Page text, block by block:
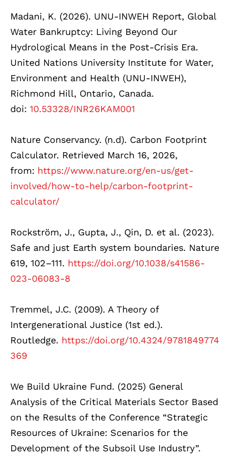
Madani, K. (2026). UNU-INWEH Report, Global
Water Bankruptcy: Living Beyond Our
Hydrological Means in the Post-Crisis Era.
United Nations University Institute for Water,
Environment and Health (UNU-INWEH),
Richmond Hill, Ontario, Canada.
doi: 10.53328/INR26KAM001
Nature Conservancy. (n.d). Carbon Footprint
Calculator. Retrieved March 16, 2026,
from: https://www.nature.org/en-us/get-
involved/how-to-help/carbon-footprint-
calculator/
Rockström, J., Gupta, J., Qin, D. et al. (2023).
Safe and just Earth system boundaries. Nature
619, 102–111. https://doi.org/10.1038/s41586-
023-06083-8
Tremmel, J.C. (2009). A Theory of
Intergenerational Justice (1st ed.).
Routledge. https://doi.org/10.4324/9781849774
369
We Build Ukraine Fund. (2025) General
Analysis of the Critical Materials Sector Based
on the Results of the Conference “Strategic
Resources of Ukraine: Scenarios for the
Development of the Subsoil Use Industry”.